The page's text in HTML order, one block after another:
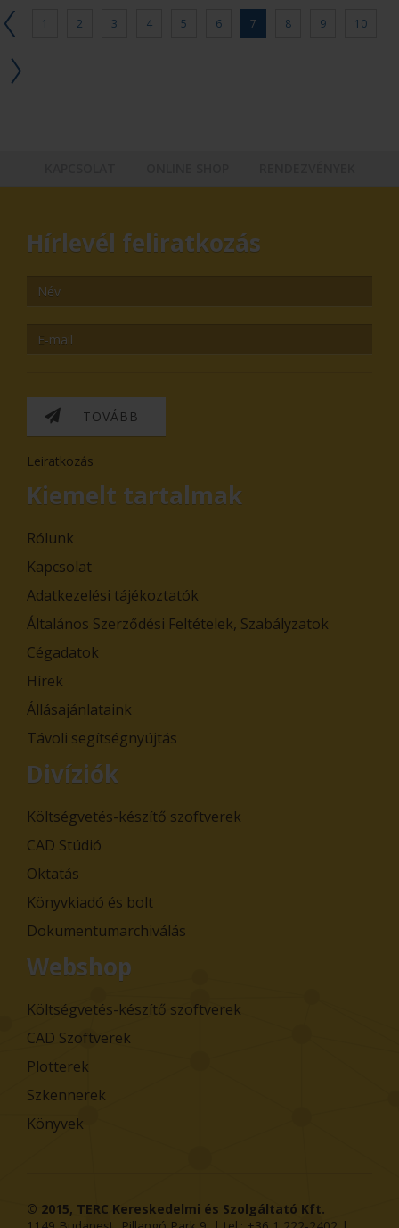
1 2 3 4 5 6 7 8 9 10
Hírlevél feliratkozás
TOVÁBB
Leiratkozás
Kiemelt tartalmak
Rólunk
Kapcsolat
Adatkezelési tájékoztatók
Általános Szerződési Feltételek, Szabályzatok
Cégadatok
Hírek
Állásajánlataink
Távoli segítségnyújtás
Divíziók
Költségvetés-készítő szoftverek
CAD Stúdió
Oktatás
Könyvkiadó és bolt
Dokumentumarchiválás
Webshop
Költségvetés-készítő szoftverek
CAD Szoftverek
Plotterek
Szkennerek
Könyvek
© 2015, TERC Kereskedelmi és Szolgáltató Kft.